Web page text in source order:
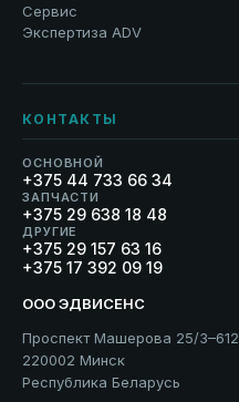
Сервис
Экспертиза ADV
КОНТАКТЫ
ОСНОВНОЙ
+375 44 733 66 34
ЗАПЧАСТИ
+375 29 638 18 48
ДРУГИЕ
+375 29 157 63 16
+375 17 392 09 19
ООО ЭДВИСЕНС
Проспект Машерова 25/3–612
220002 Минск
Республика Беларусь